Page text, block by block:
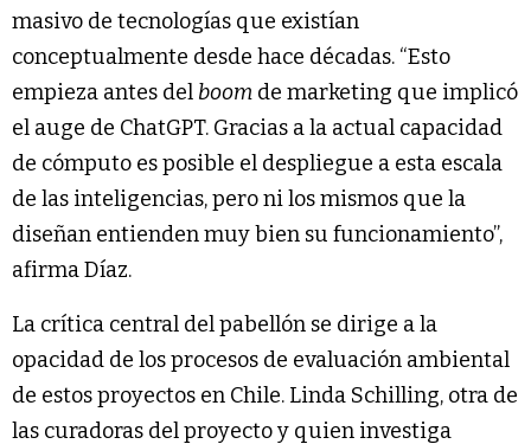
masivo de tecnologías que existían
conceptualmente desde hace décadas. “Esto
empieza antes del boom de marketing que implicó
el auge de ChatGPT. Gracias a la actual capacidad
de cómputo es posible el despliegue a esta escala
de las inteligencias, pero ni los mismos que la
diseñan entienden muy bien su funcionamiento”,
afirma Díaz.
La crítica central del pabellón se dirige a la
opacidad de los procesos de evaluación ambiental
de estos proyectos en Chile. Linda Schilling, otra de
las curadoras del proyecto y quien investiga